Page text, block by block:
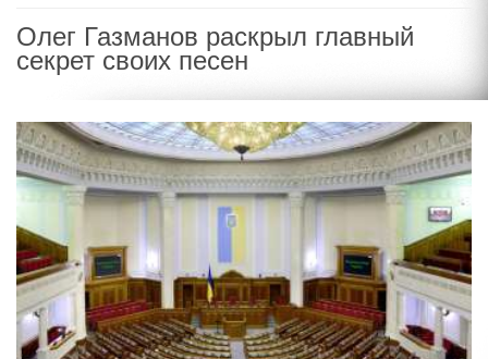
Олег Газманов раскрыл главный
секрет своих песен